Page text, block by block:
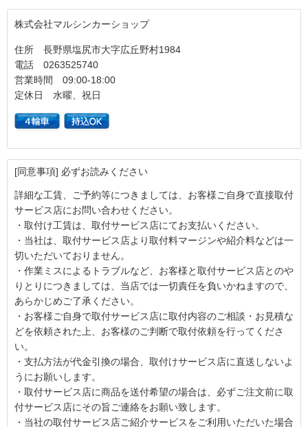
株式会社マルシンカーショップ
住所 長野県塩尻市大字広丘野村1984
電話 0263525740
営業時間 09:00-18:00
定休日 水曜、祝日
[同意事項] 必ずお読みください
詳細な工賃、ご予約等につきましては、お客様ご自身で直接取付
サービス店にお問い合わせください。
・取付け工賃は、取付サービス店にてお支払いください。
・当社は、取付サービス店より取付料マージンや紹介料などは一
切いただいておりません。
・作業ミスによるトラブルなど、お客様と取付サービス店とのや
りとりにつきましては、当店では一切責任を負いかねますので、
あらかじめご了承ください。
・お客様ご自身で取付サービス店に取付内容のご相談・お見積な
どを依頼された上、お客様のご判断で取付依頼を行ってくださ
い。
・支払方法が代金引換の場合、取付けサービス店に直送しないよ
うにお願いします。
・取付サービス店に商品を送付希望の場合は、必ずご注文前に取
付サービス店にその旨ご連絡をお願い致します。
・当社の取付サービス店ご紹介サービスをご利用いただいた場合